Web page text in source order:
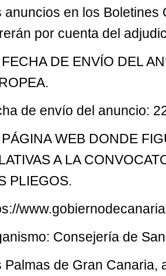
anuncios en los Boletines
por cuenta del
DE ENVÍO DEL
de envío del anuncio:
WEB DONDE
A LA
PLIEGOS.
Consejería de
Palmas de Gran Canaria,